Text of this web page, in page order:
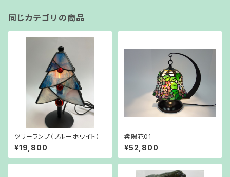
同じカテゴリの商品
ツリーランプ（ブルーホワイト）
¥19,800
紫陽花01
¥52,800